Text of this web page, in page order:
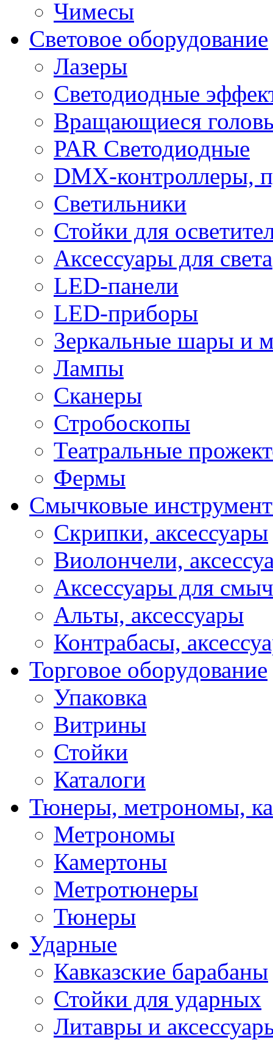
Чимесы
Световое оборудование
Лазеры
Светодиодные
Вращающиеся
PAR Светодиодные
DMX-контроллеры,
Светильники
Стойки для
Аксессуары для света
LED-панели
LED-приборы
Зеркальные шары и
Лампы
Сканеры
Стробоскопы
Театральные
Фермы
Смычковые
Скрипки, аксессуары
Виолончели,
Аксессуары для
Альты, аксессуары
Контрабасы,
Торговое оборудование
Упаковка
Витрины
Стойки
Каталоги
Тюнеры, метрономы,
Метрономы
Камертоны
Метротюнеры
Тюнеры
Ударные
Кавказские барабаны
Стойки для ударных
Литавры и